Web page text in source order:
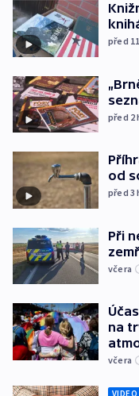
před 11
před 2
od
před 3
Při
včera
na
včera
VIDEO